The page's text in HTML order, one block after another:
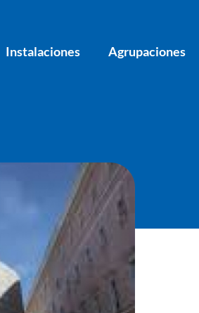
Instalaciones Agrupaciones